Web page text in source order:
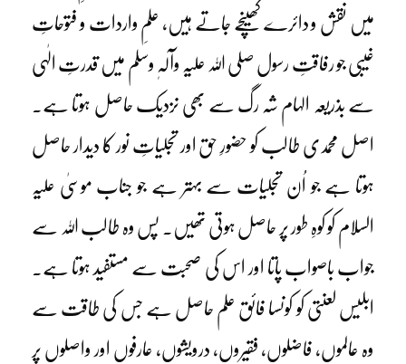
میں نقش و دائرے کھینچے جاتے ہیں، علمِ واردات و فتوحاتِ
غیبی جو رفاقتِ رسول صلی اللہ علیہ وآلہٖ وسلم میں قدرتِ الٰہی
سے بذریعہ الہام شہ رگ سے بھی نزدیک حاصل ہوتا ہے۔
اصل محمدی طالب کو حضورِ حق اور تجلیاتِ نور کا دیدار حاصل
ہوتا ہے جو اُن تجلیات سے بہتر ہے جو جناب موسیٰ علیہ
السلام کو کوہِ طور پر حاصل ہوتی تھیں۔ پس وہ طالب اللہ سے
جواب باصواب پاتا اور اس کی صحبت سے مستفید ہوتا ہے۔
ابلیس لعنتی کو کونسا فائق علم حاصل ہے جس کی طاقت سے
وہ عالموں، فاضلوں، فقیروں، درویشوں، عارفوں اور واصلوں پر